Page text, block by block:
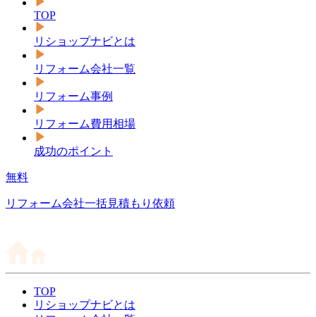
TOP
リショップナビとは
リフォーム会社一覧
リフォーム事例
リフォーム費用相場
成功のポイント
無料
リフォーム会社一括見積もり依頼
TOP
リショップナビとは